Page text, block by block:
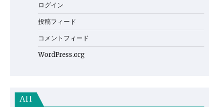
ログイン
投稿フィード
コメントフィード
WordPress.org
AH